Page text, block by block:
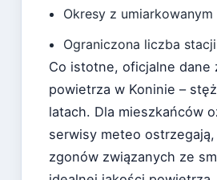
Okresy z
Ograniczona liczba
Co istotne, oficjalne dane
powietrza w Koninie –
latach. Dla mieszkańców
serwisy meteo
zgonów związanych ze